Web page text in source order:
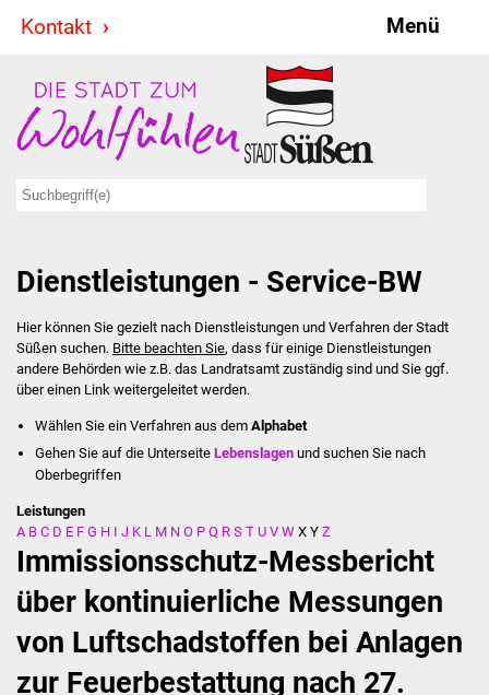
Kontakt Menü
Stadt & Politik
Bürgermeister
Ausschüsse
Ratsinformationssystem
Jugendbeirat
Summerrockfestival
Stadtverwaltung
Ansprechpartner
Behördenwegweiser
Stellenangebote
Dienstleistungen - Service-BW
Hier können Sie gezielt nach Dienstleistungen und Verfahren der Stadt
Süßen suchen. Bitte beachten Sie, dass für einige Dienstleistungen
andere Behörden wie z.B. das Landratsamt zuständig sind und Sie ggf.
über einen Link weitergeleitet werden.
Wählen Sie ein Verfahren aus dem Alphabet
Gehen Sie auf die UnterseiteLebenslagen und suchen Sie nach
Oberbegriffen
Leistungen
A B C D E F G H I J K L M N O P Q R S T U V W X Y Z
Immissionsschutz-Messbericht
über kontinuierliche Messungen
von Luftschadstoffen bei Anlagen
zur Feuerbestattung nach 27.